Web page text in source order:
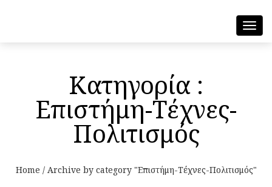
Κατηγορία :
Επιστήμη-Τέχνες-
Πολιτισμός
Home / Archive by category "Επιστήμη-Τέχνες-Πολιτισμός"